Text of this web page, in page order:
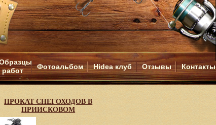
работ
Фотоальбом Hidea клуб Отзывы Контакты
ПРОКАТ СНЕГОХОДОВ В
ПРИИСКОВОМ